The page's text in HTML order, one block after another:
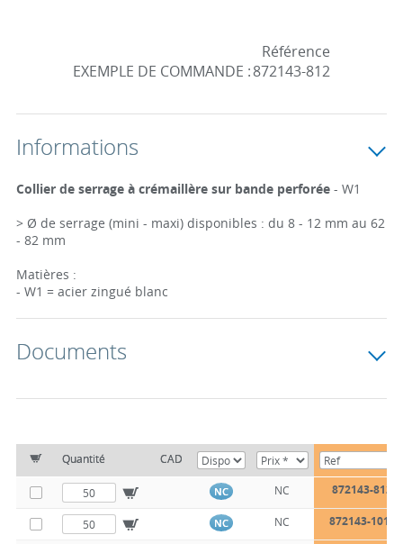
EXEMPLE DE COMMANDE :
Référence
872143-812
Informations
Collier de serrage à crémaillère sur bande perforée - W1
> Ø de serrage (mini - maxi) disponibles : du 8 - 12 mm au 62
- 82 mm
Matières :
- W1 = acier zingué blanc
Documents
Quantité CAD
NC NC 872143-812
NC NC 872143-1016